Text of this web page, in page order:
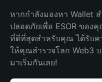
หากกำลังมองหา Wallet
ปลอดภัยเพื่อ ESOR ของ
ที่ดีที่สุดสำหรับคุณ ได้รับค
ให้คุณสำรวจโลก Web3
มาเริ่มกันเลย!